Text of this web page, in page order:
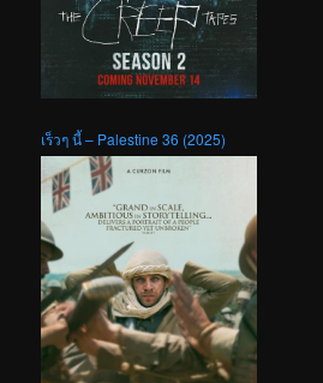
เร็วๆ นี้ – Palestine 36 (2025)